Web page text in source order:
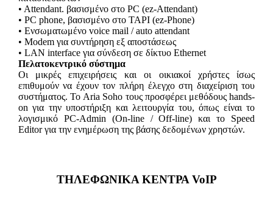
• Αttendant. βασισμένο στο PC (ez-Attendant)
• PC phone, βασισμένο στο TAPI (ez-Phone)
• Ενσωματωμένο voice mail / auto attendant
• Modem για συντήρηση εξ αποστάσεως
• LAN interface για σύνδεση σε δίκτυο Ethernet
Πελατοκεντρικό σύστημα
Οι μικρές επιχειρήσεις και οι οικιακοί χρήστες ίσως
επιθυμούν να έχουν τον πλήρη έλεγχο στη διαχείριση του
συστήματος. Το Aria Soho τους προσφέρει μεθόδους hands-
on για την υποστήριξη και λειτουργία του, όπως είναι το
λογισμικό PC-Admin (On-line / Off-line) και το Speed
Editor για την ενημέρωση της βάσης δεδομένων χρηστών.
ΤΗΛΕΦΩΝΙΚΑ ΚΕΝΤΡΑ VoIP